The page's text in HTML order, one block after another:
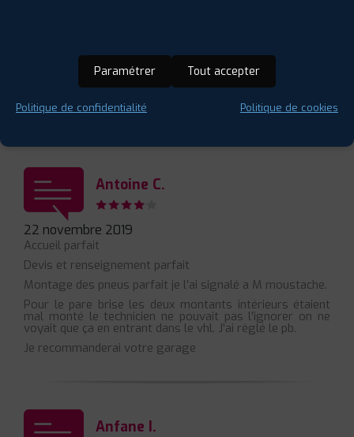
06 juin 2025
Merci je conseille +++
Antoine C.
22 novembre 2019
Accueil parfait
Devis et renseignement parfait
Montage des pneus parfait je l'ai signalé a M moustache.
Pour le pare brise les deux montants intérieurs étaient
mal monté le technicien ne pouvait pas l'ignorer on ne
voyait que ça en entrant dans le vhl. J'ai réglé le pb.
Je recommanderai votre garage
Anfane I.
Paramétrer Tout accepter
Politique de confidentialité Politique de cookies